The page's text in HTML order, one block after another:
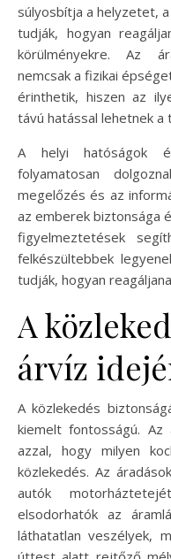
súlyosbítja a helyzetet,
tudják, hogyan
körülményekre. Az
nemcsak a fizikai
érinthetik, hiszen az
távú hatással lehetnek a
A helyi hatóságok
folyamatosan
megelőzés és az
az emberek biztonsága
figyelmeztetések
felkészültebbek
tudják, hogyan
A
árvíz
A közlekedés
kiemelt fontosságú. Az
azzal, hogy milyen
közlekedés. Az
autók
elsodorhatók az
láthatatlan veszélyek,